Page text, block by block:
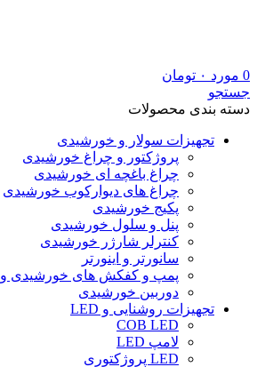
0 مورد ۰ تومان
جستجو
دسته بندی محصولات
تجهیزات سولار و خورشیدی
پروژکتور و چراغ خورشیدی
چراغ باغچه ای خورشیدی
چراغ های دیوارکوب خورشیدی
پکیج خورشیدی
پنل و سلول خورشیدی
کنترلر شارژر خورشیدی
سانورتر و اینورتر
پمپ و کفکش های خورشیدی و DC
دوربین خورشیدی
تجهیزات روشنایی و LED
COB LED
لامپ LED
LED پروژکتوری